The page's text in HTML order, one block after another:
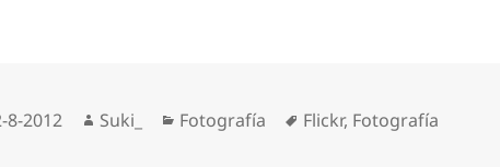
8-2012 Autor
Suki_ Categorías
Fotografía Etiquetas
Flickr, Fotografí­a